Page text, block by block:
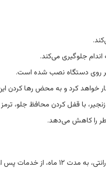
بر روی دستگاه نصب شده است.
خواهد کرد و به محض رها کردن
با قفل کردن محافظ جلو،
را کاهش می­‌دهد.